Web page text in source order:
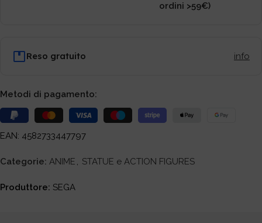
ordini >59€)
Reso gratuito info
Metodi di pagamento:
EAN: 4582733447797
Categorie: ANIME STATUE e ACTION FIGURES
Produttore: SEGA